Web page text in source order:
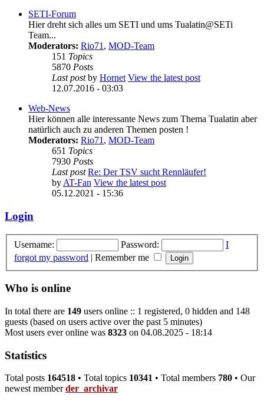
SETI-Forum
Hier dreht sich alles um SETI und ums Tualatin@SETi
Team...
Moderators: Rio71, MOD-Team
151 Topics
5870 Posts
Last postby Hornet View the latest post
12.07.2016 - 03:03
Web-News
Hier können alle interessante News zum Thema Tualatin aber
natürlich auch zu anderen Themen posten !
Moderators: Rio71, MOD-Team
651 Topics
7930 Posts
Last post Re: Der TSV sucht Rennläufer!
byAT-Fan View the latest post
05.12.2021 - 15:36
Login
Username: Password:
I
forgot my password | Remember me
Who is online
In total there are 149 users online :: 1 registered, 0 hidden and 148
guests (based on users active over the past 5 minutes)
Most users ever online was 8323 on 04.08.2025 - 18:14
Statistics
Total posts 164518 • Total topics 10341 • Total members 780 • Our
newest memberder_archivar